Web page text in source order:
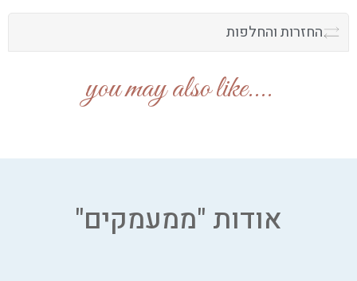
החזרות והחלפות
....you may also like
אודות "ממעמקים"